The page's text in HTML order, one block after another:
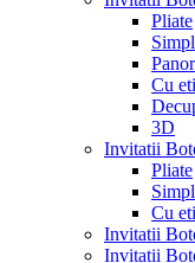
Pliate
Cu
3D
Invitatii
Pliate
Cu
Invitatii
Invitatii